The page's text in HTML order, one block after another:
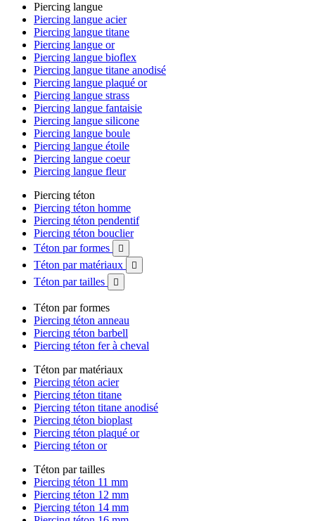
Piercing langue
Piercing langue acier
Piercing langue titane
Piercing langue or
Piercing langue bioflex
Piercing langue titane anodisé
Piercing langue plaqué or
Piercing langue strass
Piercing langue fantaisie
Piercing langue silicone
Piercing langue boule
Piercing langue étoile
Piercing langue coeur
Piercing langue fleur
Piercing téton
Piercing téton homme
Piercing téton pendentif
Piercing téton bouclier
Téton par formes

Téton par matériaux 
Téton par tailles 
Téton par formes
Piercing téton anneau
Piercing téton barbell
Piercing téton fer à cheval
Téton par matériaux
Piercing téton acier
Piercing téton titane
Piercing téton titane anodisé
Piercing téton bioplast
Piercing téton plaqué or
Piercing téton or
Téton par tailles
Piercing téton 11 mm
Piercing téton 12 mm
Piercing téton 14 mm